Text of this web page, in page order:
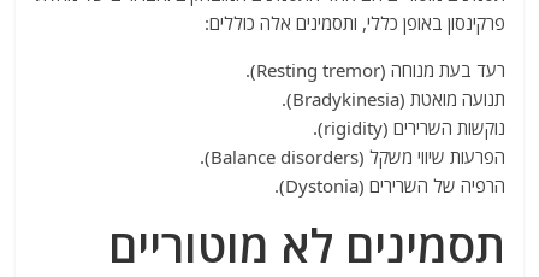
פרקינסון באופן כללי, ותסמינים אלה כוללים:
רעד בעת מנוחה (Resting tremor).
תנועה מואטת (Bradykinesia).
נוקשות השרירים (rigidity).
הפרעות שיווי משקל (Balance disorders).
הרפיה של השרירים (Dystonia).
תסמינים לא מוטוריים